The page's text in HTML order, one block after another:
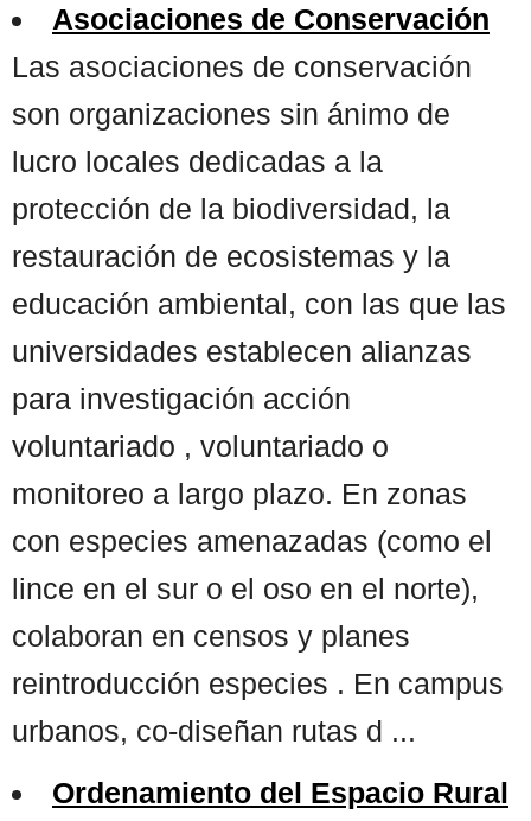
Asociaciones de Conservación
Las asociaciones de conservación
son organizaciones sin ánimo de
lucro locales dedicadas a la
protección de la biodiversidad, la
restauración de ecosistemas y la
educación ambiental, con las que las
universidades establecen alianzas
para investigación acción
voluntariado , voluntariado o
monitoreo a largo plazo. En zonas
con especies amenazadas (como el
lince en el sur o el oso en el norte),
colaboran en censos y planes
reintroducción especies . En campus
urbanos, co-diseñan rutas d ...
Ordenamiento del Espacio Rural